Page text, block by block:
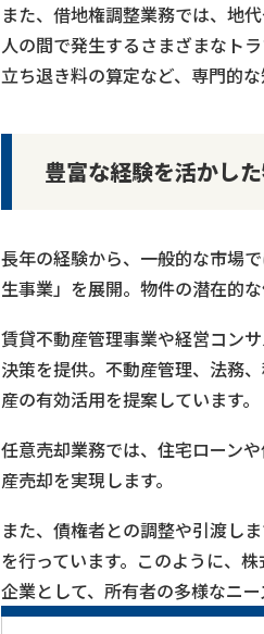
また、借地権調整業務では、地
人の間で発生するさまざまなト
立ち退き料の算定など、専門的
豊富な経験を活かし
長年の経験から、一般的な市場
生事業」を展開。物件の潜在的
賃貸不動産管理事業や経営コン
決策を提供。不動産管理、法務
産の有効活用を提案しています。
任意売却業務では、住宅ローン
産売却を実現します。
また、債権者との調整や引渡し
を行っています。このように、
企業として、所有者の多様なニー